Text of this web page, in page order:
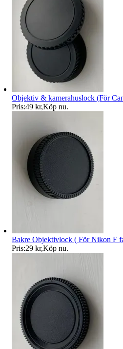
Objektiv & kamerahuslock (För
Pris:49 kr,Köp nu.
Bakre Objektivlock ( För Nikon F
Pris:29 kr,Köp nu.